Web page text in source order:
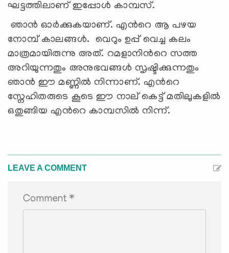
ഘട്ടത്തിലാണ് ഇപ്പോള്‍ കാമ്പസ്.
ഞാന്‍ ഓര്‍ക്കുകയാണ്. എന്‍റെ ആ പഴയ
നോമ്പ് കാലങ്ങള്‍. വെറും ഉപ്പ് വെച്ച കലം
മാത്രമായിരുന്നു അത്. റമളാനിന്‍റെ സത്ത
അറിയുന്നതും അനുഭവങ്ങള്‍ സൃഷ്ടിക്കുന്നതും
ഞാന്‍ ഈ മണ്ണില്‍ നിന്നാണ്. എന്‍റെ
സ്നേഹിതരുടെ കൂടെ ഈ നാല് കെട്ട് മതിലുകളില്‍
ഒതുങ്ങിയ എന്‍റെ കാമ്പസില്‍ നിന്ന്.
LEAVE A COMMENT
Comment *